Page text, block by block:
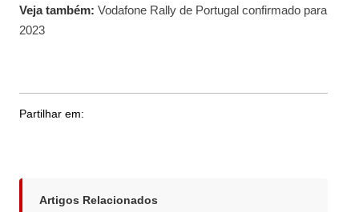
Veja também: Vodafone Rally de Portugal confirmado para
2023
Partilhar em:
Artigos Relacionados